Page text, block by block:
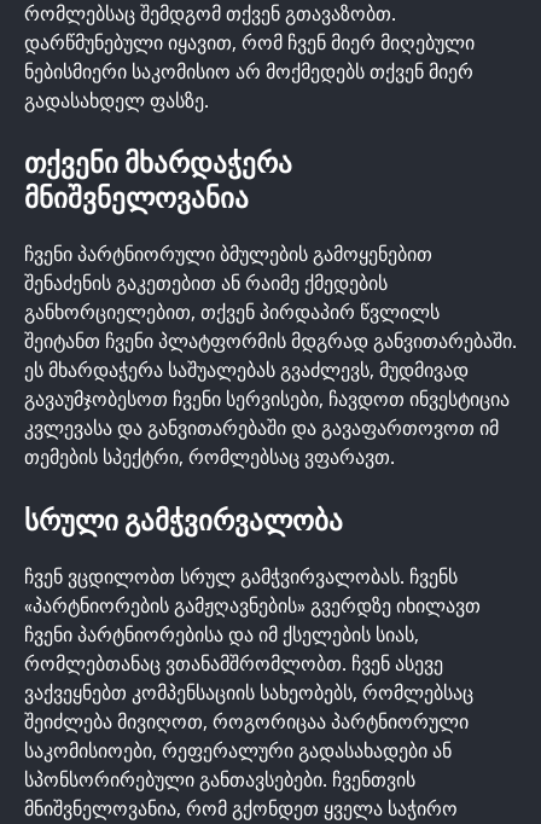
რომლებსაც შემდგომ თქვენ გთავაზობთ.
დარწმუნებული იყავით, რომ ჩვენ მიერ მიღებული
ნებისმიერი საკომისიო არ მოქმედებს თქვენ მიერ
გადასახდელ ფასზე.
ᲗᲥᲕᲔᲜᲘ ᲛᲮᲐᲠᲓᲐᲭᲔᲠᲐ
ᲛᲜᲘᲨᲕᲜᲔᲚᲝᲕᲐᲜᲘᲐ
ჩვენი პარტნიორული ბმულების გამოყენებით
შენაძენის გაკეთებით ან რაიმე ქმედების
განხორციელებით, თქვენ პირდაპირ წვლილს
შეიტანთ ჩვენი პლატფორმის მდგრად განვითარებაში.
ეს მხარდაჭერა საშუალებას გვაძლევს, მუდმივად
გავაუმჯობესოთ ჩვენი სერვისები, ჩავდოთ ინვესტიცია
კვლევასა და განვითარებაში და გავაფართოვოთ იმ
თემების სპექტრი, რომლებსაც ვფარავთ.
ᲡᲠᲣᲚᲘ ᲒᲐᲛᲭᲕᲘᲠᲕᲐᲚᲝᲑᲐ
ჩვენ ვცდილობთ სრულ გამჭვირვალობას. ჩვენს
«პარტნიორების გამჟღავნების» გვერდზე იხილავთ
ჩვენი პარტნიორებისა და იმ ქსელების სიას,
რომლებთანაც ვთანამშრომლობთ. ჩვენ ასევე
ვაქვეყნებთ კომპენსაციის სახეობებს, რომლებსაც
შეიძლება მივიღოთ, როგორიცაა პარტნიორული
საკომისიოები, რეფერალური გადასახადები ან
სპონსორირებული განთავსებები. ჩვენთვის
მნიშვნელოვანია, რომ გქონდეთ ყველა საჭირო